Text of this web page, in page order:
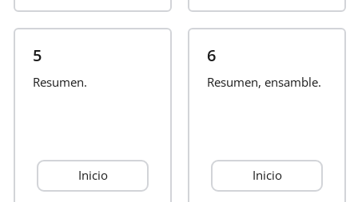
Italiano
日本語
Português
5
Resumen.
Inicio
6
Resumen, ensamble.
Inicio